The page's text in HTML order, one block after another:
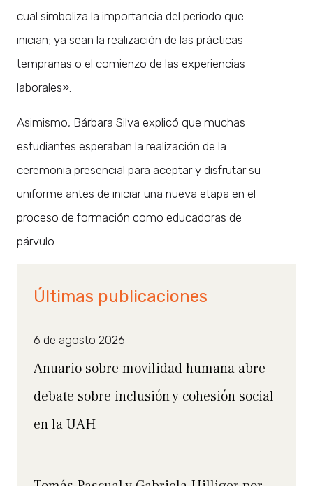
cual simboliza la importancia del periodo que
inician; ya sean la realización de las prácticas
tempranas o el comienzo de las experiencias
laborales».
Asimismo, Bárbara Silva explicó que muchas
estudiantes esperaban la realización de la
ceremonia presencial para aceptar y disfrutar su
uniforme antes de iniciar una nueva etapa en el
proceso de formación como educadoras de
párvulo.
Últimas publicaciones
6 de agosto 2026
Anuario sobre movilidad humana abre
debate sobre inclusión y cohesión social
en la UAH